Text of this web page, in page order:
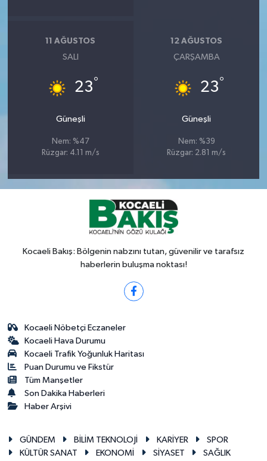
11 AĞUSTOS
SALI
23°
Güneşli
Nem: %47
Rüzgar: 4.11 m/s
12 AĞUSTOS
ÇARŞAMBA
23°
Güneşli
Nem: %39
Rüzgar: 2.81 m/s
Kocaeli Bakış: Bölgenin nabzını tutan, güvenilir ve tarafsız
haberlerin buluşma noktası!
Kocaeli Nöbetçi Eczaneler
Kocaeli Hava Durumu
Kocaeli Trafik Yoğunluk Haritası
Puan Durumu ve Fikstür
Tüm Manşetler
Son Dakika Haberleri
Haber Arşivi
GÜNDEM BİLİM TEKNOLOJİ KARİYER
SPOR
KÜLTÜR SANAT
EKONOMİ SİYASET SAĞLIK